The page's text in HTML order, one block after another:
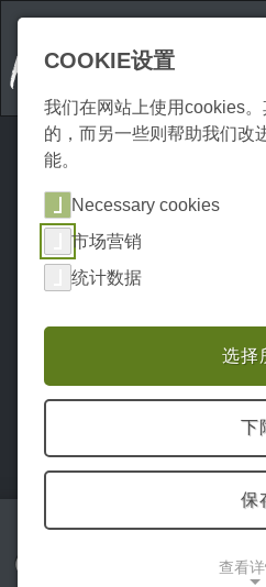
Home Erkunden
Granetalsperre
COOKIE设置
我们在网站上使用cookies
的，而另一些则帮助我们改
能。
Necessary cookies
市场营销
统计数据
选择
下
保
查看